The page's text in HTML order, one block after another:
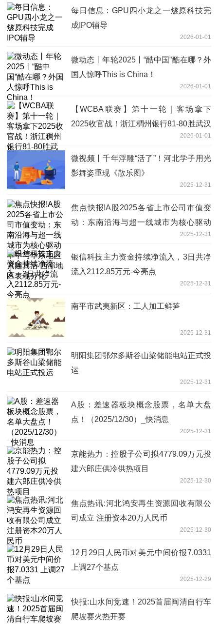
每日信息：GPU四小龙之一燧原科技完
成IPO辅导
2026-01-01
微动态丨年轮2025丨“酷中国”酷在哪？外
国人惊呼This is China！
2026-01-01
【WCBA联赛】第十一轮｜客场拿下
2025收官战！浙江稠州银行81-80胜武汉
2026-01-01
微视频丨千年浮雕“活了”！河北学子用光
影舞姿重现《散乐图》
2025-12-31
焦点快报!A股2025各省上市公司市值变
动：东南沿海与超一线城市为核心驱动
华中与华东地区紧随其后 西部地区表现
分化
2025-12-31
银信科技主力资金持续净流入，3日共净
流入2112.85万元-今亮点
2025-12-31
南平市武夷新区：工人加工鲜笋
2025-12-31
明阳集团鄂尔多斯谷山梁储能电站正式投
运
2025-12-31
A股：差速器板块概念股票，名单大盘
点！（2025/12/30）_快消息
2025-12-31
京能热力：控股子公司拟4779.09万元投
建六郎庄供冷供热项目
2025-12-30
焦点热讯:河北鸿安再生资源回收有限公
司成立 注册资本20万人民币
2025-12-30
12月29日人民币对美元中间价报7.0331
上调27个基点
2025-12-29
快报:山水间竞速！2025首届闽清自行车
爬坡赛火热开赛